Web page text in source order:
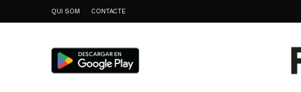
QUI SOM CONTACTE